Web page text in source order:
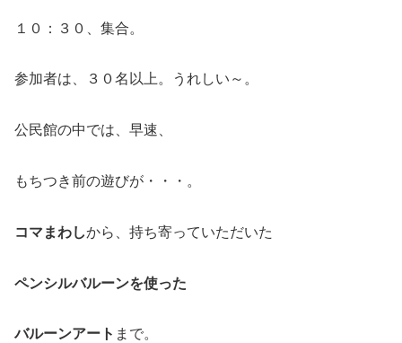
１０：３０、集合。
参加者は、３０名以上。うれしい～。
公民館の中では、早速、
もちつき前の遊びが・・・。
コマまわしから、持ち寄っていただいた
ペンシルバルーンを使った
バルーンアート まで。